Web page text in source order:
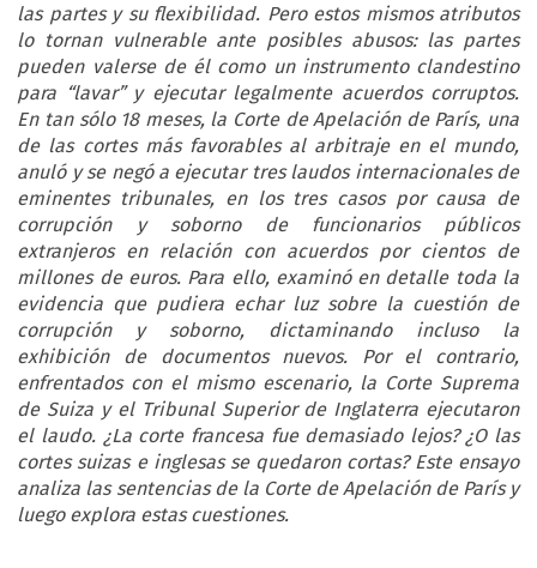
las partes y su flexibilidad. Pero estos mismos atributos
lo tornan vulnerable ante posibles abusos: las partes
pueden valerse de él como un instrumento clandestino
para “lavar” y ejecutar legalmente acuerdos corruptos.
En tan sólo 18 meses, la Corte de Apelación de París, una
de las cortes más favorables al arbitraje en el mundo,
anuló y se negó a ejecutar tres laudos internacionales de
eminentes tribunales, en los tres casos por causa de
corrupción y soborno de funcionarios públicos
extranjeros en relación con acuerdos por cientos de
millones de euros. Para ello, examinó en detalle toda la
evidencia que pudiera echar luz sobre la cuestión de
corrupción y soborno, dictaminando incluso la
exhibición de documentos nuevos. Por el contrario,
enfrentados con el mismo escenario, la Corte Suprema
de Suiza y el Tribunal Superior de Inglaterra ejecutaron
el laudo. ¿La corte francesa fue demasiado lejos? ¿O las
cortes suizas e inglesas se quedaron cortas? Este ensayo
analiza las sentencias de la Corte de Apelación de París y
luego explora estas cuestiones.